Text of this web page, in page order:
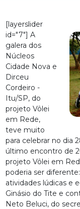
ATÉ
[layerslider
id="7"] A
galera dos
Núcleos
Cidade Nova e
Dirceu
Cordeiro -
Itu/SP, do
projeto Vôlei
em Rede,
teve muito
para celebrar no dia
último encontro de
projeto Vôlei em
poderia ser
atividades lúdicas e
Ginásio do Tite e
Neto Beluci, do